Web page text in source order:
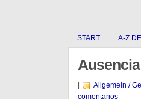
START A-Z
Allgemein /
comentarios